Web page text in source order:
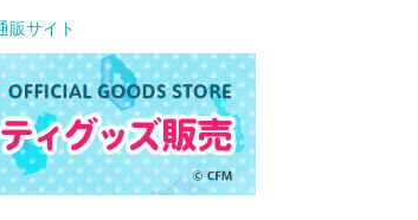
販サイト